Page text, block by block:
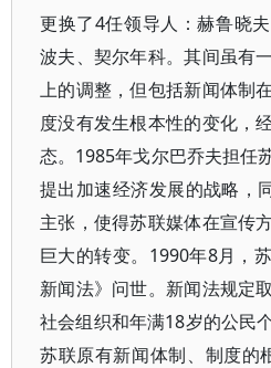
更换了4任领导人：赫鲁晓
波夫、契尔年科。其间虽有
上的调整，但包括新闻体制
度没有发生根本性的变化，
态。1985年戈尔巴乔夫担任
提出加速经济发展的战略，
主张，使得苏联媒体在宣传
巨大的转变。1990年8月，
新闻法》问世。新闻法规定
社会组织和年满18岁的公民
苏联原有新闻体制、制度